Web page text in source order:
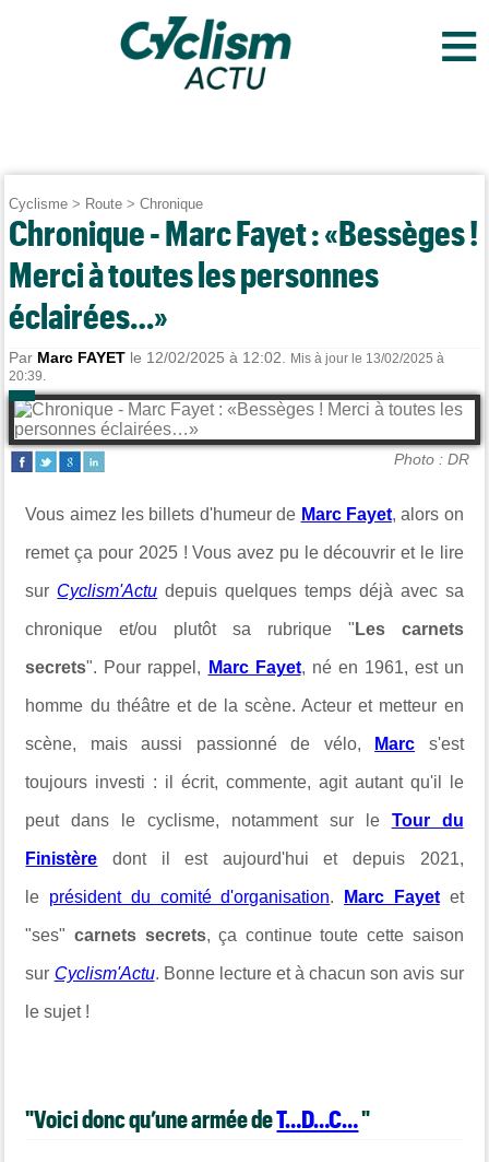
≡
Cyclisme > Route >Chronique
Chronique - Marc Fayet : «Bessèges !
Merci à toutes les personnes
éclairées…»
Par Marc FAYET le 12/02/2025 à 12:02.
Mis à jour le 13/02/2025 à
20:39.
Photo : DR
Vous aimez les billets d'humeur de Marc Fayet, alors on
remet ça pour 2025 ! Vous avez pu le découvrir et le lire
sur Cyclism'Actu depuis quelques temps déjà avec sa
chronique et/ou plutôt sa rubrique " Les carnets
secrets". Pour rappel, Marc Fayet, né en 1961, est un
homme du théâtre et de la scène. Acteur et metteur en
scène, mais aussi passionné de vélo, Marc s'est
toujours investi : il écrit, commente, agit autant qu'il le
peut dans le cyclisme, notamment sur le Tour du
Finistère dont il est aujourd'hui et depuis 2021,
le président du comité d'organisation. Marc Fayetet
"ses"carnets secrets, ça continue toute cette saison
sur Cyclism'Actu. Bonne lecture et à chacun son avis sur
le sujet !
"Voici donc qu’une armée deT…D…C…"